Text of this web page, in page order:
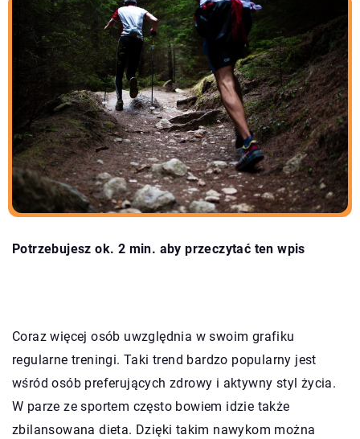
Potrzebujesz ok. 2 min. aby przeczytać ten wpis
Coraz więcej osób uwzględnia w swoim grafiku
regularne treningi. Taki trend bardzo popularny jest
wśród osób preferujących zdrowy i aktywny styl życia.
W parze ze sportem często bowiem idzie także
zbilansowana dieta. Dzięki takim nawykom można